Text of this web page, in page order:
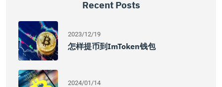
Recent Posts
2023/12/19
怎样提币到imToken钱包
2024/01/14